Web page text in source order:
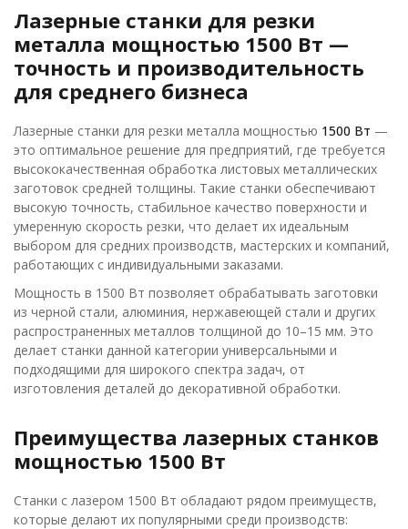
Лазерные станки для резки
металла мощностью 1500 Вт —
точность и производительность
для среднего бизнеса
Лазерные станки для резки металла мощностью 1500 Вт —
это оптимальное решение для предприятий, где требуется
высококачественная обработка листовых металлических
заготовок средней толщины. Такие станки обеспечивают
высокую точность, стабильное качество поверхности и
умеренную скорость резки, что делает их идеальным
выбором для средних производств, мастерских и компаний,
работающих с индивидуальными заказами.
Мощность в 1500 Вт позволяет обрабатывать заготовки
из черной стали, алюминия, нержавеющей стали и других
распространенных металлов толщиной до 10–15 мм. Это
делает станки данной категории универсальными и
подходящими для широкого спектра задач, от
изготовления деталей до декоративной обработки.
Преимущества лазерных станков
мощностью 1500 Вт
Станки с лазером 1500 Вт обладают рядом преимуществ,
которые делают их популярными среди производств: